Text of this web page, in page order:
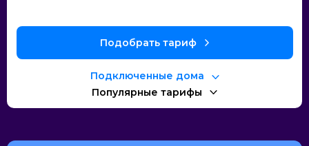
Подобрать тариф
Подключенные дома
Популярные тарифы